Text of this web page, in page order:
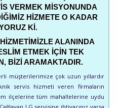
VERMEK MISYONUNDA
HIZMETE O KADAR
KI.
ALANINDA
ETMEK IÇIN TEK
BIZI ARAMAKTADIR.
müşterilerimize çok uzun yıllardır
servis hizmeti veren firmaların
ilçelerine tüm mahallelerine uydu